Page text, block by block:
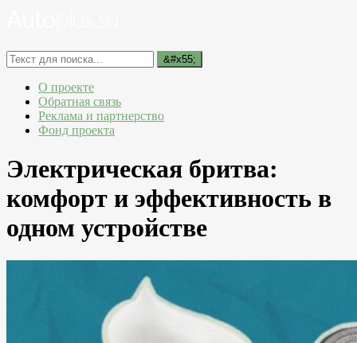
О проекте
Обратная связь
Реклама и партнерство
Фонд проекта
Электрическая бритва:
комфорт и эффективность в
одном устройстве